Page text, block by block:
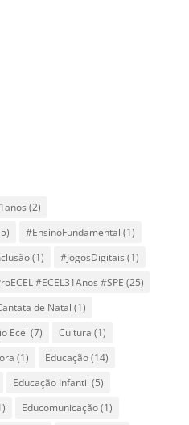
(2)
#EnsinoFundamental (1)
(1) #JogosDigitais (1)
#ECEL31Anos #SPE (25)
de Natal (1)
Ecel (7) Cultura (1)
(1) Educação(14)
Educação Infantil (5)
Educomunicação(1)